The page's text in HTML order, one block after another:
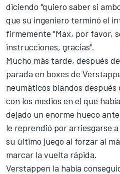
diciendo "quiero saber si
que su ingeniero terminó el
firmemente "Max, por favor,
instrucciones, gracias".
Mucho más tarde, después
parada en boxes de
neumáticos blandos
con los medios en el que
dejado un enorme hueco ante
le reprendió por arriesgarse
su último juego al forzar al
marcar la vuelta rápida.
Verstappen la había